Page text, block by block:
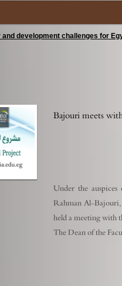
development challenges for
Bajouri meets
Under the
Rahman Al-
held a meeting with
The Dean of the